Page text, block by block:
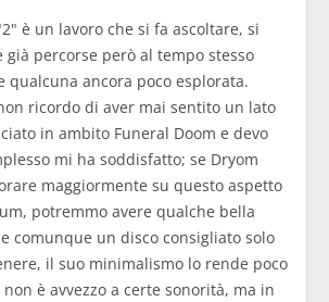
è un lavoro che si fa ascoltare, si
già percorse però al tempo stesso
qualcuna ancora poco esplorata.
ricordo di aver mai sentito un lato
in ambito Funeral Doom e devo
mi ha soddisfatto; se Dryom
maggiormente su questo aspetto
potremmo avere qualche bella
comunque un disco consigliato solo
il suo minimalismo lo rende poco
è avvezzo a certe sonorità, ma in